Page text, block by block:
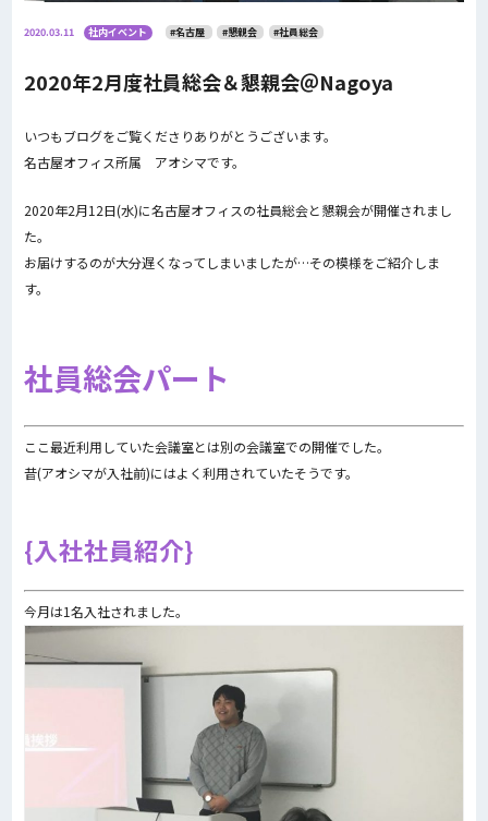
2020.03.11 社内イベント #名古屋 #懇親会 #社員総会
2020年2月度社員総会＆懇親会＠Nagoya
いつもブログをご覧くださりありがとうございます。
名古屋オフィス所属 アオシマです。
2020年2月12日(水)に名古屋オフィスの社員総会と懇親会が開催されまし
た。
お届けするのが大分遅くなってしまいましたが…その模様をご紹介しま
す。
社員総会パート
ここ最近利用していた会議室とは別の会議室での開催でした。
昔(アオシマが入社前)にはよく利用されていたそうです。
入社社員紹介
今月は1名入社されました。